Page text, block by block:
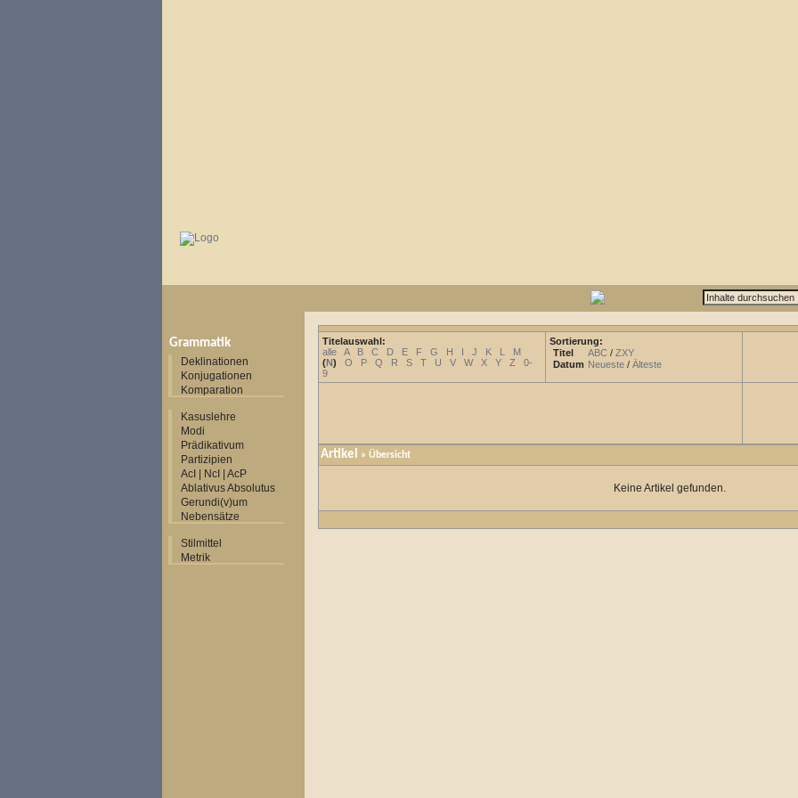
Grammatik
Deklinationen
Konjugationen
Komparation
Kasuslehre
Modi
Prädikativum
Partizipien
AcI | NcI | AcP
Ablativus Absolutus
Gerundi(v)um
Nebensätze
Stilmittel
Metrik
Titelauswahl:
alle
A B C D E F G H I J K L
M
(N) O P Q R S T U V W X Y Z
0-
9
Sortierung:
Titel
ABC / ZXY
Datum Neueste / Älteste
Artikel » Übersicht
Keine Artikel gefunden.